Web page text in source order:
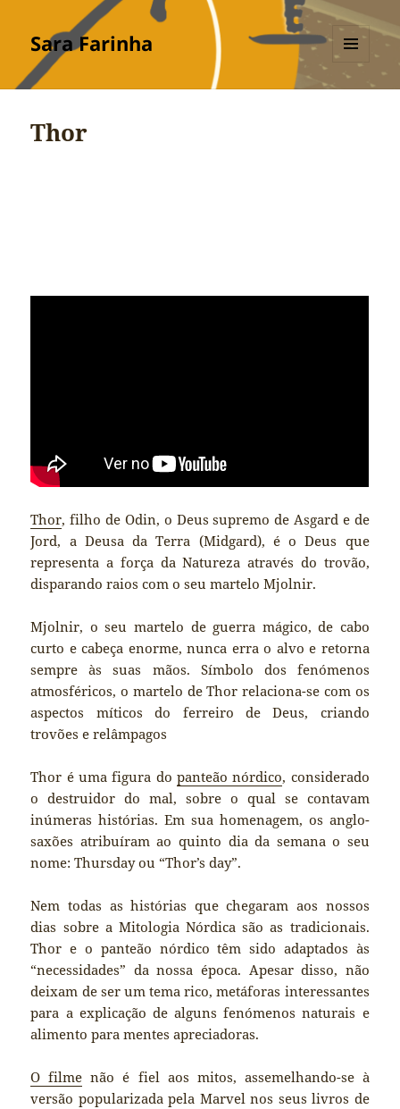
Sara Farinha
MENU
Thor
Thor, filho de Odin, o Deus supremo de Asgard e de
Jord, a Deusa da Terra (Midgard), é o Deus que
representa a força da Natureza através do trovão,
disparando raios com o seu martelo Mjolnir.
Mjolnir, o seu martelo de guerra mágico, de cabo
curto e cabeça enorme, nunca erra o alvo e retorna
sempre às suas mãos. Símbolo dos fenómenos
atmosféricos, o martelo de Thor relaciona-se com os
aspectos míticos do ferreiro de Deus, criando
trovões e relâmpagos
Thor é uma figura do panteão nórdico, considerado
o destruidor do mal, sobre o qual se contavam
inúmeras histórias. Em sua homenagem, os anglo-
saxões atribuíram ao quinto dia da semana o seu
nome: Thursday ou “Thor’s day”.
Nem todas as histórias que chegaram aos nossos
dias sobre a Mitologia Nórdica são as tradicionais.
Thor e o panteão nórdico têm sido adaptados às
“necessidades” da nossa época. Apesar disso, não
deixam de ser um tema rico, metáforas interessantes
para a explicação de alguns fenómenos naturais e
alimento para mentes apreciadoras.
O filme não é fiel aos mitos, assemelhando-se à
versão popularizada pela Marvel nos seus livros de